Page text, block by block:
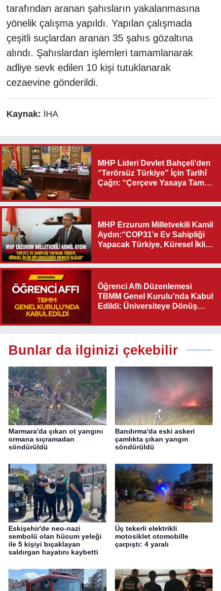
tarafından aranan şahısların yakalanmasına
yönelik çalışma yapıldı. Yapılan çalışmada
çeşitli suçlardan aranan 35 şahıs gözaltına
alındı. Şahıslardan işlemleri tamamlanarak
adliye sevk edilen 10 kişi tutuklanarak
cezaevine gönderildi.
Kaynak: İHA
MHP Lideri Devlet Bahçeli’den
“Terörsüz Türkiye” İçin Tarihî
Çağrı: “Çerçeve Yasaya Tam
MHP Erzurum Milletvekili Kamil
Aydın:“COP31’e Ev Sahipliği
Yapacak Türkiye, Küresel İklim
Olacak"
Öğrenci Affı Düzenlemesi
TBMM Genel Kurulu’nda Kabul
Edildi: Üniversiteye Dönüş
Bunlar da ilginizi çekebilir
Marmara'da çıkan ot yangını
ormana sıçramadan
söndürüldü
Bandırma'da eski askeri
çamlıkta çıkan yangın
söndürüldü
Eskişehir'de neo-nazi
sembolü olan hücum yeleği
ile 5 kişiyi bıçaklayan
saldırgan hayatını kaybetti
Üç tekerli elektrikli
motosiklet otomobille
çarpıştı: 4 yaralı